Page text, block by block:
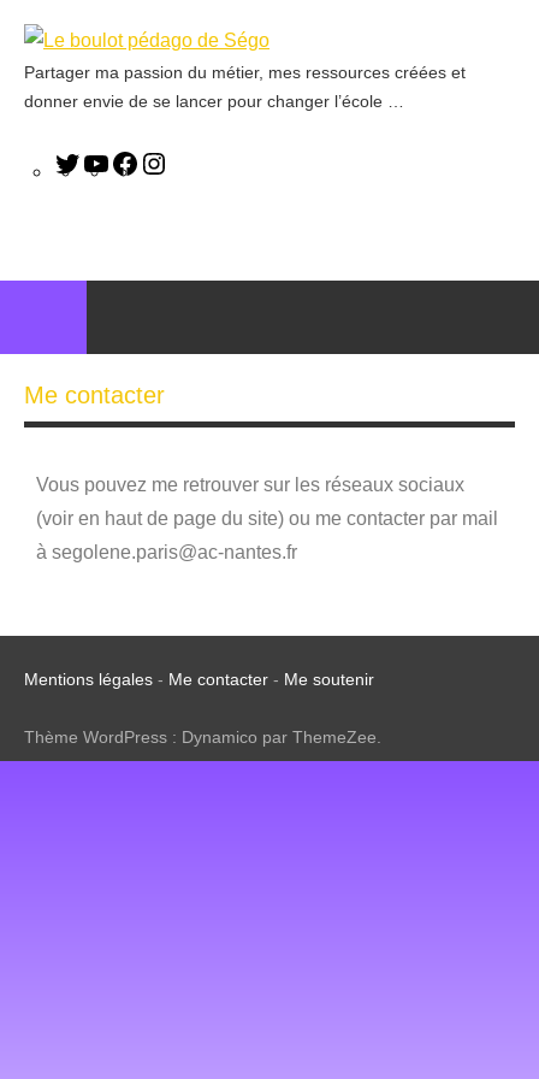
Le
boulot
Partager ma passion du métier, mes ressources créées et
donner envie de se lancer pour changer l’école …
Me contacter
Vous pouvez me retrouver sur les réseaux sociaux
(voir en haut de page du site) ou me contacter par mail
à segolene.paris@ac-nantes.fr
Mentions légales - Me contacter - Me soutenir
Thème WordPress : Dynamico par ThemeZee.